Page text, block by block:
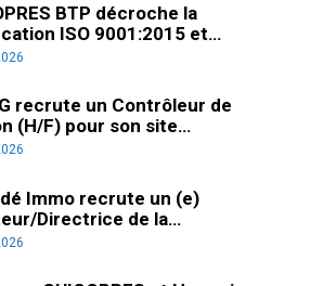
BTP décroche la
ISO 9001:2015 et…
recrute un Contrôleur de
(H/F) pour son site…
Immo recrute un (e)
Directrice de la…